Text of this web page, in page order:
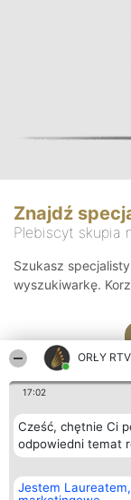
ORŁY
17:02
Cześć, chętnie Ci
odpowiedni temat
Jestem
Znajdź
Plebiscyt skupia
Szukasz
wyszukiwarkę.
Organizator
Bright Side Solutions sp. z